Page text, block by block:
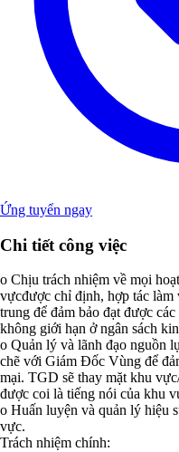
Ứng tuyển ngay
Chi tiết công việc
o Chịu trách nhiệm về mọi
vựcđược chỉ định, hợp tác làm
trung để đảm bảo đạt được
không giới hạn ở ngân sách
o Quản lý và lãnh đạo nguồn
chẽ với Giám Đốc Vùng để
mại. TGD sẽ thay mặt khu
được coi là tiếng nói của khu
o Huấn luyện và quản lý hiệu
vực.
Trách nhiệm chính: